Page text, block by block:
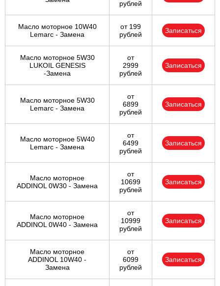
рублей
Масло моторное 10W40
Lemarc - Замена
от 199
рублей
Записаться
Масло моторное 5W30
LUKOIL GENESIS
-Замена
от
2999
рублей
Записаться
Масло моторное 5W30
Lemarc - Замена
от
6899
рублей
Записаться
Масло моторное 5W40
Lemarc - Замена
от
6499
рублей
Записаться
Масло моторное
ADDINOL 0W30 - Замена
от
10699
рублей
Записаться
Масло моторное
ADDINOL 0W40 - Замена
от
10999
рублей
Записаться
Масло моторное
ADDINOL 10W40 -
Замена
от
6099
рублей
Записаться